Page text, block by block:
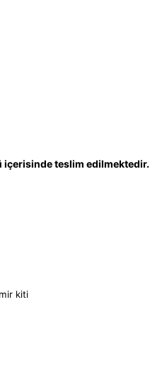
içerisinde teslim edilmektedir.
kiti